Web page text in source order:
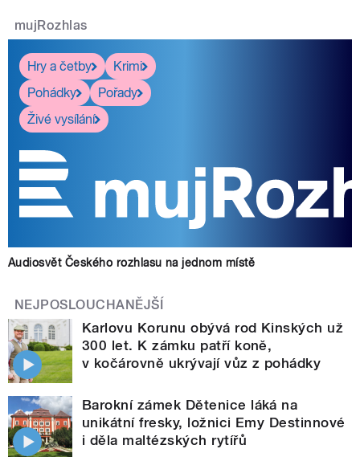
mujRozhlas
Hry a četby
Krimi
Pohádky
Pořady
Živé vysílání
Audiosvět Českého rozhlasu na jednom místě
NEJPOSLOUCHANĚJŠÍ
Karlovu Korunu obývá rod Kinských už
300 let. K zámku patří koně,
v kočárovně ukrývají vůz z pohádky
Barokní zámek Dětenice láká na
unikátní fresky, ložnici Emy Destinnové
i děla maltézských rytířů